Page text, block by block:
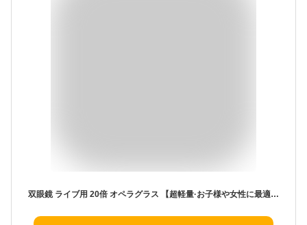
双眼鏡 ライブ用 20倍 オペラグラス 【超軽量·お子様や女性に最適】双眼鏡 スポーツ観戦用 双眼鏡 コンサート 防振 軽量 小型 防水 倍率調整可能 ライブ/オペラ/観劇/スポーツ観戦/登山/旅行/アウトドア/野鳥観察 ネックストラップ 収納ケース付き 日本語説明書